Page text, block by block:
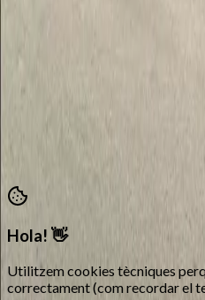
Horari atenció: Dll, Dm, Dj i Dv
Política de Privadesa
Termes i
Hola! 👋
Utilitzem cookies tècniques
correctament (com recordar el